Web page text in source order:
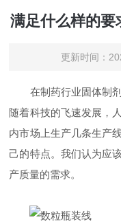
满足什么样的要
更新时间：
在制药行业固体制剂
随着科技的飞速发展，
内市场上生产几条生产
己的特点。我们认为应
产质量的需求。